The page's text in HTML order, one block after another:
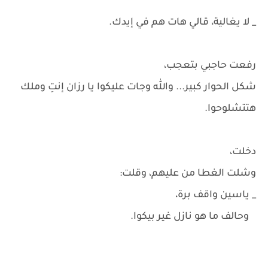
_ لا يغالية، قالي هات هم في إيدك.
رفعت حاجبي بتعجب،
شكل الحوار كبير... والله وجات عليكوا يا رزان إنتِ وملك
هتتشلوحوا.
دخلت،
وشلت الغطا من عليهم، وقلت:
_ ياسين واقف برة،
وحالف ما هو نازل غير بيكوا.